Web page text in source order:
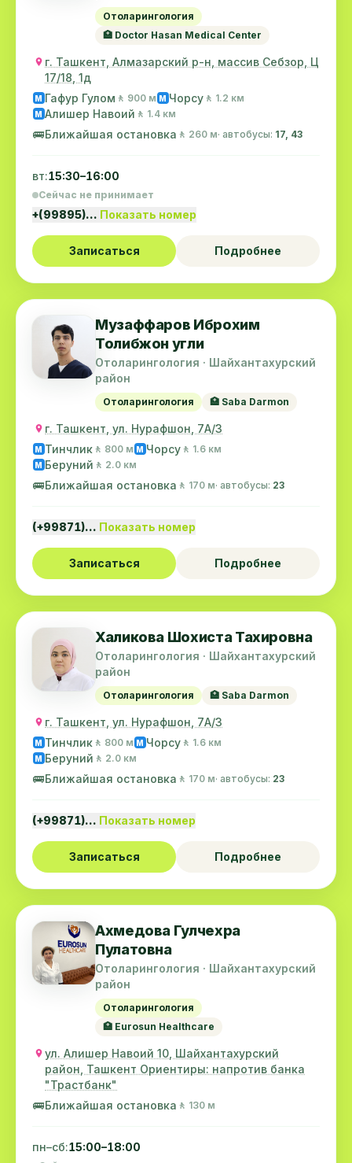
Отоларингология
🏥 Doctor Hasan Medical Center
г. Ташкент, Алмазарский р-н, массив Себзор, Ц
17/18, 1д
M Гафур Гулом 🚶 900 м M Чорсу 🚶 1.2 км
M Алишер Навоий 🚶 1.4 км
🚌Ближайшая остановка 🚶 260 м· автобусы: 17, 43
вт:15:30–16:00
Сейчас не принимает
+(99895)… Показать номер
Записаться Подробнее
Музаффаров Иброхим
Толибжон угли
Отоларингология · Шайхантахурский
район
Отоларингология 🏥 Saba Darmon
г. Ташкент, ул. Нурафшон, 7А/3
M Тинчлик 🚶 800 м M Чорсу 🚶 1.6 км
M Беруний 🚶 2.0 км
🚌Ближайшая остановка 🚶 170 м· автобусы: 23
(+99871)… Показать номер
Записаться Подробнее
Халикова Шохиста Тахировна
Отоларингология · Шайхантахурский
район
Отоларингология 🏥 Saba Darmon
г. Ташкент, ул. Нурафшон, 7А/3
M Тинчлик 🚶 800 м M Чорсу 🚶 1.6 км
M Беруний 🚶 2.0 км
🚌Ближайшая остановка 🚶 170 м· автобусы: 23
(+99871)… Показать номер
Записаться Подробнее
Ахмедова Гулчехра
Пулатовна
Отоларингология · Шайхантахурский
район
Отоларингология
🏥 Eurosun Healthcare
ул. Алишер Навоий 10, Шайхантахурский
район, Ташкент Ориентиры: напротив банка
"Трастбанк"
🚌Ближайшая остановка 🚶 130 м
пн–сб:15:00–18:00